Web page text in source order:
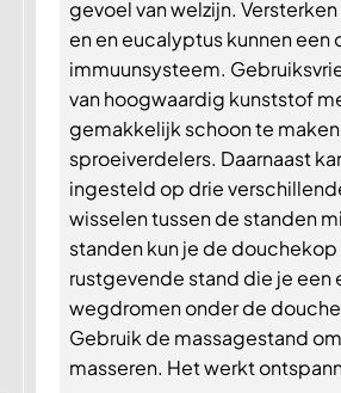
gevoel van welzijn.
en en eucalyptus kunnen
immuunsysteem.
van hoogwaardig kunststof
gemakkelijk schoon te
sproeiverdelers. Daarnaast
ingesteld op drie
wisselen tussen de standen
standen kun je de
rustgevende stand die je een
wegdromen onder de
Gebruik de massagestand
masseren. Het werkt